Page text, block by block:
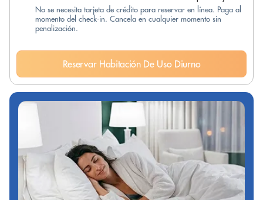
No se necesita tarjeta de crédito para reservar en línea. Paga al
momento del check-in. Cancela en cualquier momento sin
penalización.
Reservar Habitación De Uso Diurno